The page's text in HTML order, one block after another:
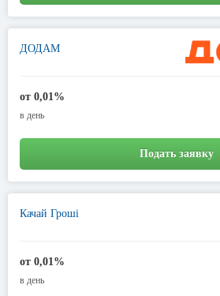
ДОДАМ
от 0,01%
в день
Подать заявку
Качай Гроші
от 0,01%
в день